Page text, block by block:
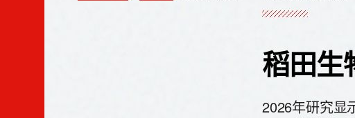
稻田生
2026年研究显